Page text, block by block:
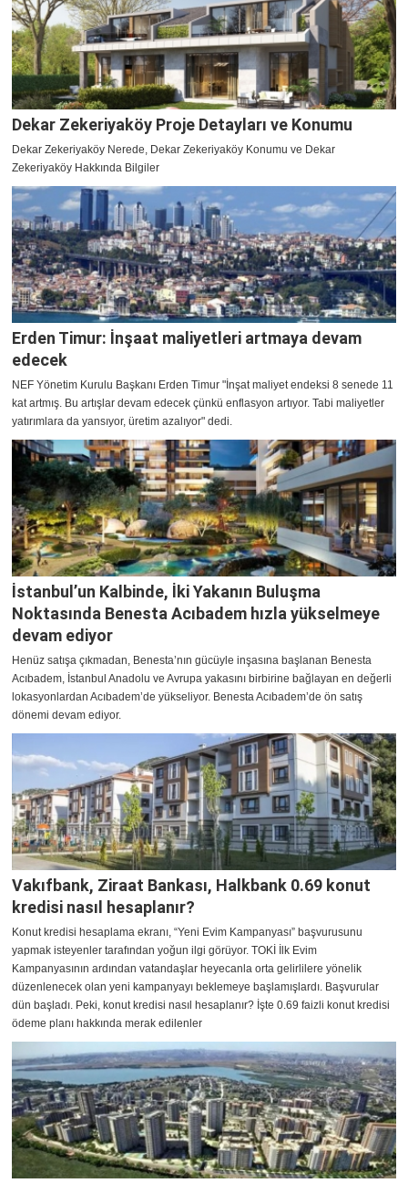
Dekar Zekeriyaköy Proje Detayları ve Konumu
Dekar Zekeriyaköy Nerede, Dekar Zekeriyaköy Konumu ve Dekar
Zekeriyaköy Hakkında Bilgiler
Erden Timur: İnşaat maliyetleri artmaya devam
edecek
NEF Yönetim Kurulu Başkanı Erden Timur "İnşat maliyet endeksi 8 senede 11
kat artmış. Bu artışlar devam edecek çünkü enflasyon artıyor. Tabi maliyetler
yatırımlara da yansıyor, üretim azalıyor" dedi.
İstanbul’un Kalbinde, İki Yakanın Buluşma
Noktasında Benesta Acıbadem hızla yükselmeye
devam ediyor
Henüz satışa çıkmadan, Benesta’nın gücüyle inşasına başlanan Benesta
Acıbadem, İstanbul Anadolu ve Avrupa yakasını birbirine bağlayan en değerli
lokasyonlardan Acıbadem’de yükseliyor. Benesta Acıbadem’de ön satış
dönemi devam ediyor.
Vakıfbank, Ziraat Bankası, Halkbank 0.69 konut
kredisi nasıl hesaplanır?
Konut kredisi hesaplama ekranı, “Yeni Evim Kampanyası” başvurusunu
yapmak isteyenler tarafından yoğun ilgi görüyor. TOKİ İlk Evim
Kampanyasının ardından vatandaşlar heyecanla orta gelirlilere yönelik
düzenlenecek olan yeni kampanyayı beklemeye başlamışlardı. Başvurular
dün başladı. Peki, konut kredisi nasıl hesaplanır? İşte 0.69 faizli konut kredisi
ödeme planı hakkında merak edilenler